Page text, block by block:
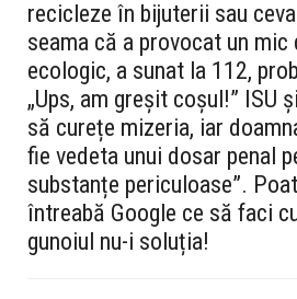
recicleze în bijuterii sau
seama că a provocat un mic
ecologic, a sunat la 112,
„Ups, am greșit coșul!” ISU
să curețe mizeria, iar
fie vedeta unui dosar penal
substanțe periculoase”.
întreabă Google ce să faci
gunoiul nu-i soluția!